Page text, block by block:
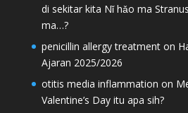
di sekitar kita Nǐ hǎo ma
ma…?
penicillin allergy treatmenton
Ajaran 2025/2026
otitis media inflammation on
Valentine’s Day itu apa sih?